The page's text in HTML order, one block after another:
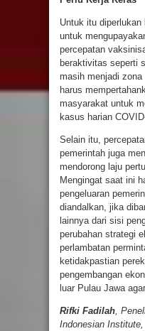
Untuk itu
untuk
percepatan
beraktivitas seperti
masih menjadi
harus
masyarakat untuk
kasus harian
Selain itu,
pemerintah juga
mendorong laju
Mengingat saat ini
pengeluaran
diandalkan, jika
lainnya dari sisi
perubahan strategi
perlambatan
ketidakpastian
pengembangan
luar Pulau Jawa
Rifki Fadilah,
Indonesian Institute,